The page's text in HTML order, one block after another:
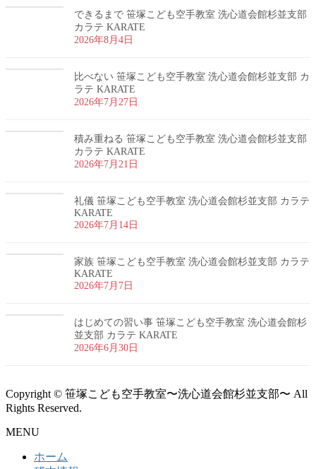
できるまで 笹塚こども空手教室 洗心道会館杉並支部
カラテ KARATE
2026年8月4日
比べない 笹塚こども空手教室 洗心道会館杉並支部 カ
ラテ KARATE
2026年7月27日
積み重ねる 笹塚こども空手教室 洗心道会館杉並支部
カラテ KARATE
2026年7月21日
礼儀 笹塚こども空手教室 洗心道会館杉並支部 カラテ
KARATE
2026年7月14日
家族 笹塚こども空手教室 洗心道会館杉並支部 カラテ
KARATE
2026年7月7日
はじめての習い事 笹塚こども空手教室 洗心道会館杉
並支部 カラテ KARATE
2026年6月30日
Copyright © 笹塚こども空手教室〜洗心道会館杉並支部〜 All
Rights Reserved.
MENU
ホーム